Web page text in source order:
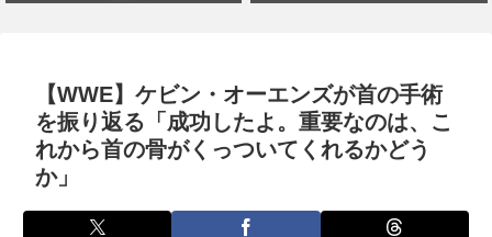
【WWE】ケビン・オーエンズが首の手術
を振り返る「成功したよ。重要なのは、こ
れから首の骨がくっついてくれるかどう
か」